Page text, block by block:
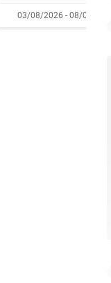
03/08/2026 - 08/08/2026